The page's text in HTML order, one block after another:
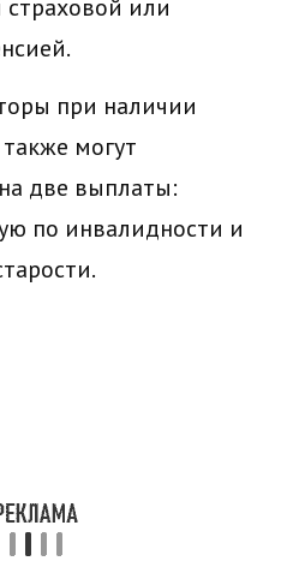
страховой или
при наличии
могут
две выплаты:
по инвалидности и